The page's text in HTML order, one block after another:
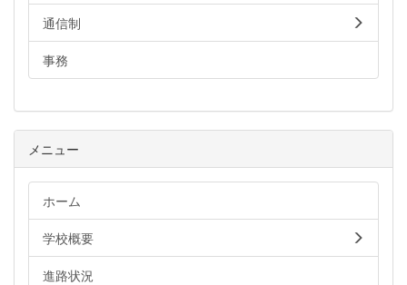
通信制
事務
メニュー
ホーム
学校概要
進路状況